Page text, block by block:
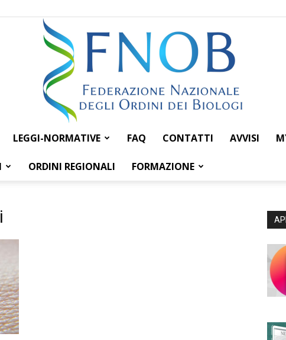
Federazione
LEGGI-NORMATIVE FAQ CONTATTI AVVISI
ORDINI REGIONALI FORMAZIONE